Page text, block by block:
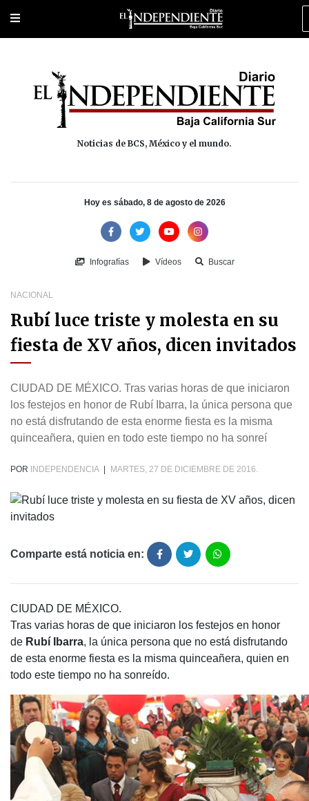
Portada Los Cabos Policiaca Deportes
Noticias de BCS, México y el mundo.
Hoy es sábado, 8 de agosto de 2026
Infografías Vídeos Buscar
NACIONAL
Rubí luce triste y molesta en su
fiesta de XV años, dicen invitados
CIUDAD DE MÉXICO. Tras varias horas de que iniciaron
los festejos en honor de Rubí Ibarra, la única persona que
no está disfrutando de esta enorme fiesta es la misma
quinceañera, quien en todo este tiempo no ha sonreí
POR INDEPENDENCIA MARTES, 27 DE DICIEMBRE DE 2016.
Comparte está noticia en:
CIUDAD DE MÉXICO.
Tras varias horas de que iniciaron los festejos en honor
de Rubí Ibarra, la única persona que no está disfrutando
de esta enorme fiesta es la misma quinceañera, quien en
todo este tiempo no ha sonreído.